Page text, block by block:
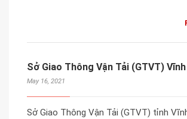
Sở Giao Thông Vận Tải (GTVT)
May 16, 2021
Sở Giao Thông Vận Tải (GTVT) tỉnh